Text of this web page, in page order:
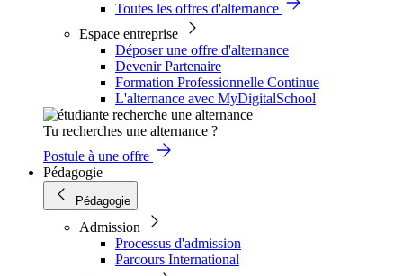
Toutes les offres d'alternance
Espace entreprise
Déposer une offre d'alternance
Devenir Partenaire
Formation Professionnelle Continue
L'alternance avec MyDigitalSchool
Tu recherches une alternance ?
Postule à une offre
Pédagogie
Pédagogie
Admission
Processus d'admission
Parcours International